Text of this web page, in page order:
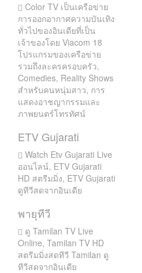
Color TV เป็นเครือข่าย
การออกอากาศความบันเทิง
ทั่วไปของอินเดียที่เป็น
เจ้าของโดย Viacom 18
โปรแกรมของเครือข่าย
รวมถึงละครครอบครัว,
Comedies, Reality Shows
สำหรับคนหนุ่มสาว, การ
แสดงอาชญากรรมและ
ภาพยนตร์โทรทัศน์
ETV Gujarati
Watch Etv Gujarati Live
ออนไลน์, ETV Gujarati
HD สตรีมมิ่ง, ETV Gujarati
ดูทีวีสดจากอินเดีย
พายุทีวี
ดู Tamilan TV Live
Online, Tamilan TV HD
สตรีมมิ่งสดทีวี Tamilan ดู
ทีวีสดจากอินเดีย